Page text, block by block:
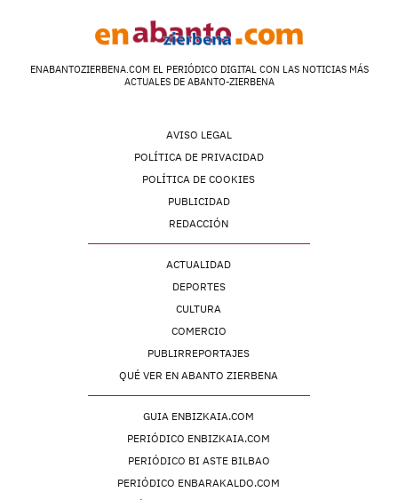
ENABANTOZIERBENA.COM EL PERIÓDICO DIGITAL CON LAS NOTICIAS MÁS
ACTUALES DE ABANTO-ZIERBENA
AVISO LEGAL
POLÍTICA DE PRIVACIDAD
POLÍTICA DE COOKIES
PUBLICIDAD
REDACCIÓN
ACTUALIDAD
DEPORTES
CULTURA
COMERCIO
PUBLIRREPORTAJES
QUÉ VER EN ABANTO ZIERBENA
GUIA ENBIZKAIA.COM
PERIÓDICO ENBIZKAIA.COM
PERIÓDICO BI ASTE BILBAO
PERIÓDICO ENBARAKALDO.COM